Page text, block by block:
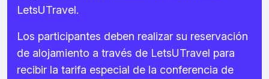
LetsUTravel.
Los participantes deben realizar su reservación
de alojamiento a través de LetsUTravel para
recibir la tarifa especial de la conferencia de